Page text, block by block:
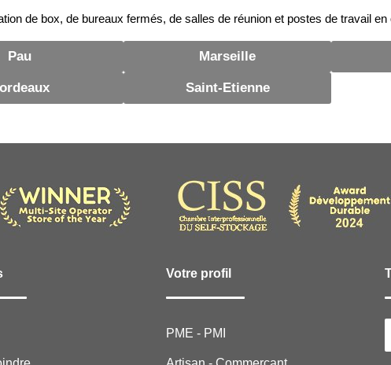
de box, de bureaux fermés, de salles de réunion et postes de travail en
Pau Marseille
Saint-Etienne
Votre profil
PME - PMI